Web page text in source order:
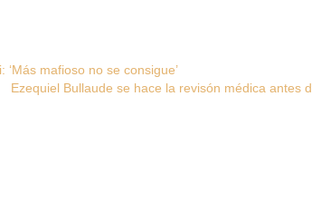
mafioso no se consigue’
Ezequiel Bullaude se hace la revisón médica antes